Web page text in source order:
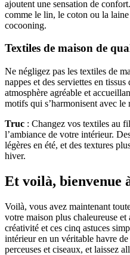
ajoutent une sensation de
comme le lin, le coton ou la
cocooning.
Textiles de maison de
Ne négligez pas les textiles de
nappes et des serviettes en
atmosphère agréable et
motifs qui s’harmonisent avec le
Truc : Changez vos textiles au
l’ambiance de votre intérieur.
légères en été, et des textures
hiver.
Et voilà, bienvenue
Voilà, vous avez maintenant
votre maison plus chaleureuse
créativité et ces cinq astuces
intérieur en un véritable havre
perceuses et ciseaux, et laissez